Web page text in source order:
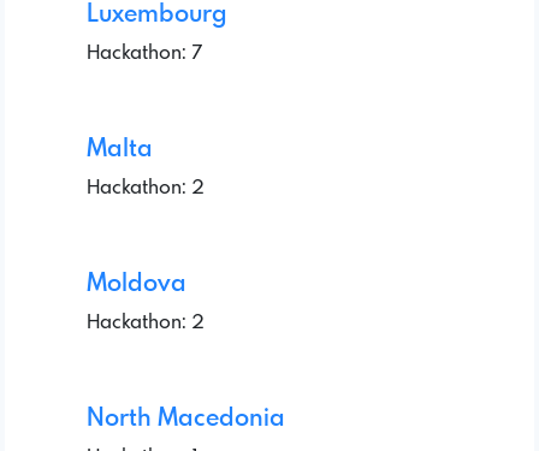
Luxembourg
Hackathon: 7
Malta
Hackathon: 2
Moldova
Hackathon: 2
North Macedonia